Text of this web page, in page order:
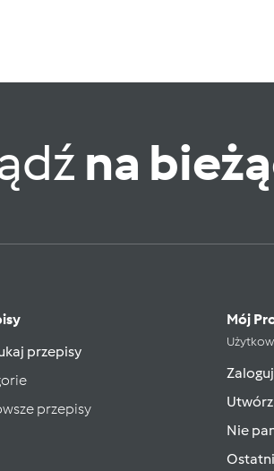
na
przepisy
przepisy
Mój
Nie